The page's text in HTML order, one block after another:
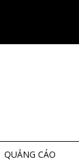
QUẢNG CÁO